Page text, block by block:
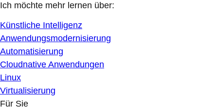
Ich möchte mehr lernen über:
Künstliche Intelligenz
Anwendungsmodernisierung
Automatisierung
Cloudnative Anwendungen
Linux
Virtualisierung
Für Sie